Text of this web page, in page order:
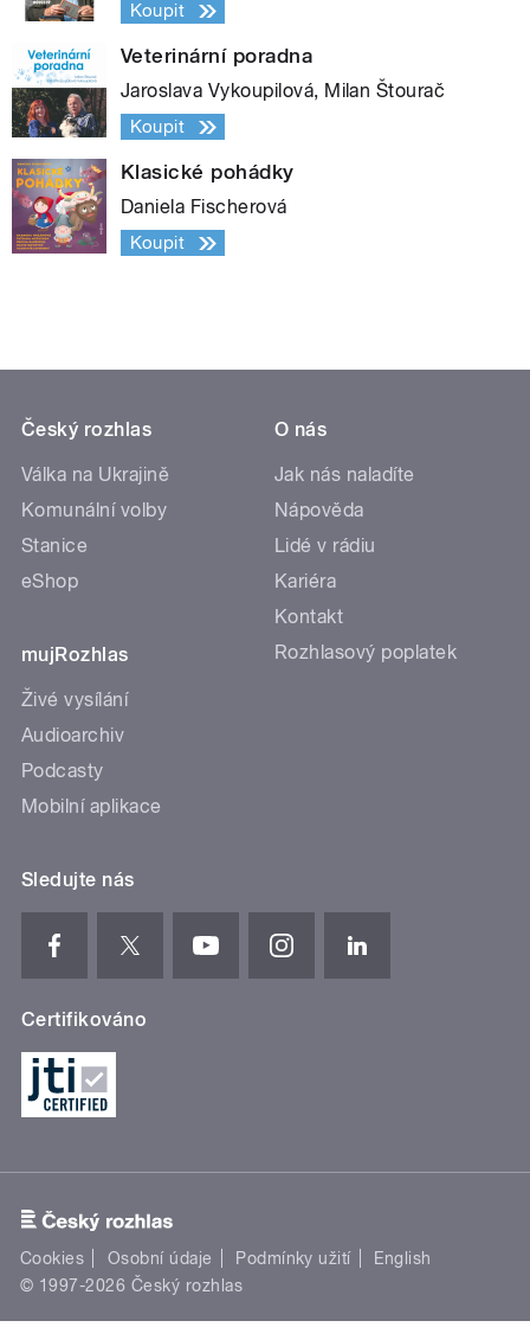
Koupit
Veterinární poradna
Jaroslava Vykoupilová, Milan Štourač
Koupit
Klasické pohádky
Daniela Fischerová
Koupit
Český rozhlas
Válka na Ukrajině
Komunální volby
Stanice
eShop
mujRozhlas
Živé vysílání
Audioarchiv
Podcasty
Mobilní aplikace
O nás
Jak nás naladíte
Nápověda
Lidé v rádiu
Kariéra
Kontakt
Rozhlasový poplatek
Sledujte nás
Certifikováno
Cookies Osobní údaje Podmínky užití
English
© 1997-2026 Český rozhlas